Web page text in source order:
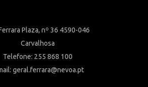
Plaza, nº 36 4590-046
Carvalhosa
Telefone: 255 868 100
geral.ferrara@nevoa.pt